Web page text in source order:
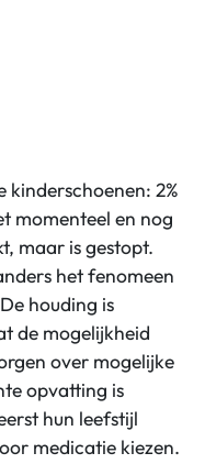
2%
momenteel en nog
maar is gestopt.
het fenomeen
houding is
de mogelijkheid
over mogelijke
opvatting is
hun leefstijl
medicatie kiezen.